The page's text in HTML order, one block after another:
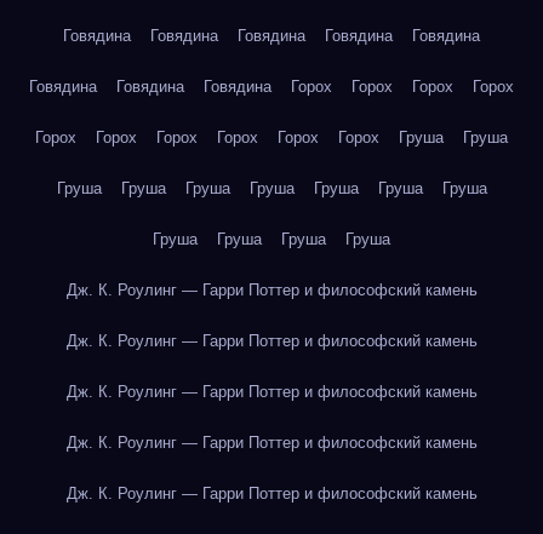
Говядина Говядина Говядина Говядина Говядина
Говядина Говядина Говядина Горох Горох Горох Горох
Горох Горох Горох Горох Горох Горох Груша Груша
Груша Груша Груша Груша Груша Груша Груша
Груша Груша Груша Груша
Дж. К. Роулинг — Гарри Поттер и философский камень
Дж. К. Роулинг — Гарри Поттер и философский камень
Дж. К. Роулинг — Гарри Поттер и философский камень
Дж. К. Роулинг — Гарри Поттер и философский камень
Дж. К. Роулинг — Гарри Поттер и философский камень